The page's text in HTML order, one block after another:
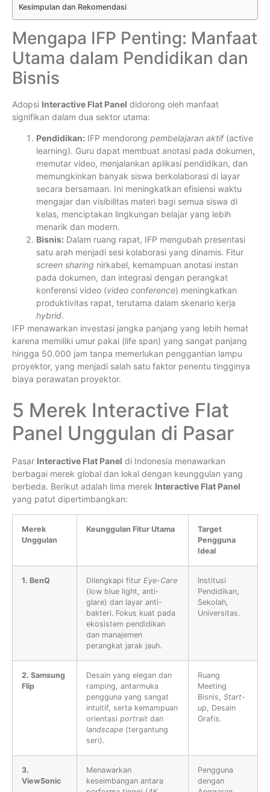
Kesimpulan dan Rekomendasi
Mengapa IFP Penting: Manfaat
Utama dalam Pendidikan dan
Bisnis
Adopsi Interactive Flat Panel didorong oleh manfaat
signifikan dalam dua sektor utama:
Pendidikan: IFP mendorong pembelajaran aktif(active
learning). Guru dapat membuat anotasi pada dokumen,
memutar video, menjalankan aplikasi pendidikan, dan
memungkinkan banyak siswa berkolaborasi di layar
secara bersamaan. Ini meningkatkan efisiensi waktu
mengajar dan visibilitas materi bagi semua siswa di
kelas, menciptakan lingkungan belajar yang lebih
menarik dan modern.
Bisnis: Dalam ruang rapat, IFP mengubah presentasi
satu arah menjadi sesi kolaborasi yang dinamis. Fitur
screen sharing nirkabel, kemampuan anotasi instan
pada dokumen, dan integrasi dengan perangkat
konferensi video (video conference) meningkatkan
produktivitas rapat, terutama dalam skenario kerja
hybrid.
IFP menawarkan investasi jangka panjang yang lebih hemat
karena memiliki umur pakai (life span) yang sangat panjang
hingga 50.000 jam tanpa memerlukan penggantian lampu
proyektor, yang menjadi salah satu faktor penentu tingginya
biaya perawatan proyektor.
5 Merek Interactive Flat
Panel Unggulan di Pasar
Pasar Interactive Flat Panel di Indonesia menawarkan
berbagai merek global dan lokal dengan keunggulan yang
berbeda. Berikut adalah lima merek Interactive Flat Panel
yang patut dipertimbangkan:
Merek
Unggulan
Keunggulan Fitur Utama
Target
Pengguna
Ideal
1. BenQ Dilengkapi fitur Eye-Care
(low blue light, anti-
glare) dan layar anti-
bakteri. Fokus kuat pada
ekosistem pendidikan
dan manajemen
perangkat jarak jauh.
Institusi
Pendidikan,
Sekolah,
Universitas.
2. Samsung
Flip
Desain yang elegan dan
ramping, antarmuka
pengguna yang sangat
intuitif, serta kemampuan
orientasi portrait dan
landscape (tergantung
seri).
Ruang
Meeting
Bisnis, Start-
up , Desain
Grafis.
3.
ViewSonic
Menawarkan
keseimbangan antara
Pengguna
dengan